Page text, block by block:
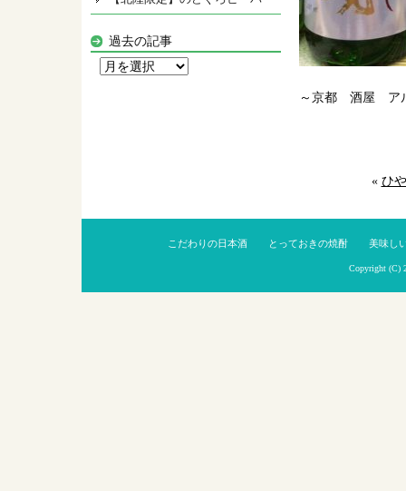
～京都 酒屋 ア
« ひ
過去の記事
こだわりの日本酒 とっておきの焼酎 美味し
Copyright (C)